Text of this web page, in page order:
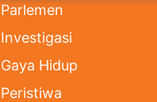
Parlemen
Investigasi
Gaya Hidup
Peristiwa